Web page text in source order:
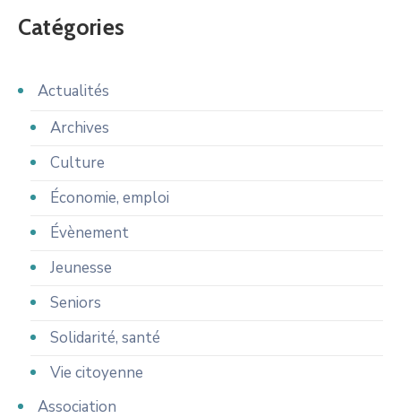
Catégories
Actualités
Archives
Culture
Économie, emploi
Évènement
Jeunesse
Seniors
Solidarité, santé
Vie citoyenne
Association